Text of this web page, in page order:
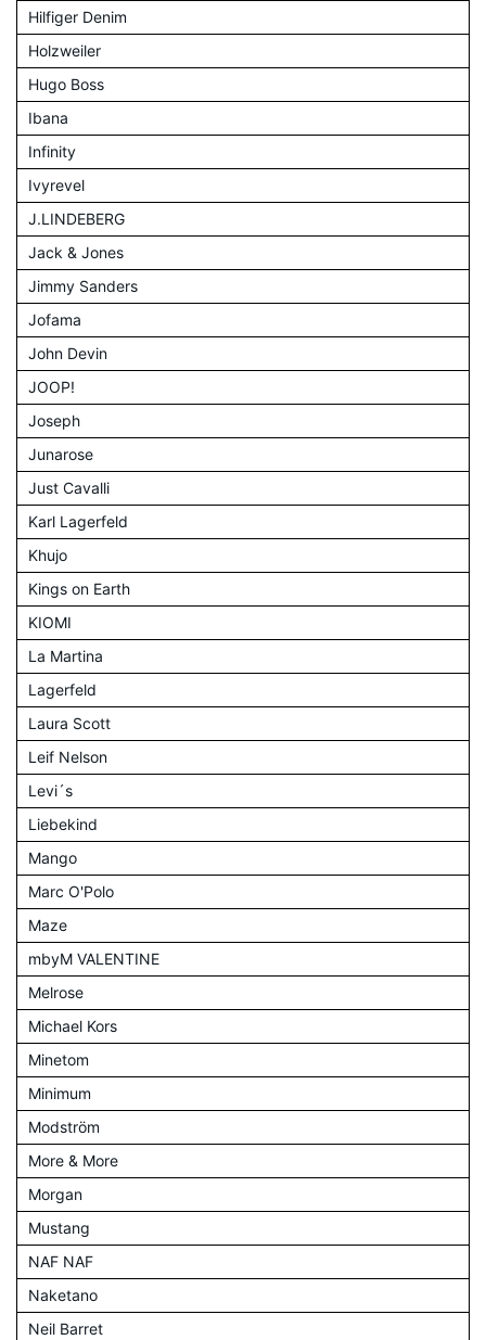
Hilfiger Denim
Holzweiler
Hugo Boss
Ibana
Infinity
Ivyrevel
J.LINDEBERG
Jack & Jones
Jimmy Sanders
Jofama
John Devin
JOOP!
Joseph
Junarose
Just Cavalli
Karl Lagerfeld
Khujo
Kings on Earth
KIOMI
La Martina
Lagerfeld
Laura Scott
Leif Nelson
Levi´s
Liebekind
Mango
Marc O'Polo
Maze
mbyM VALENTINE
Melrose
Michael Kors
Minetom
Minimum
Modström
More & More
Morgan
Mustang
NAF NAF
Naketano
Neil Barret